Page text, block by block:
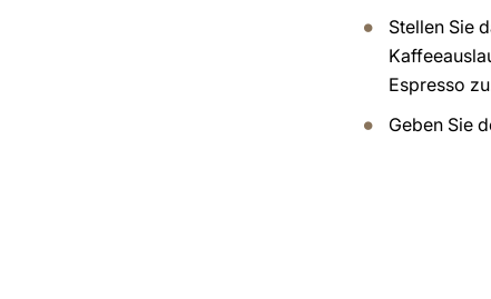
Stellen Sie
Espresso
Geben Sie